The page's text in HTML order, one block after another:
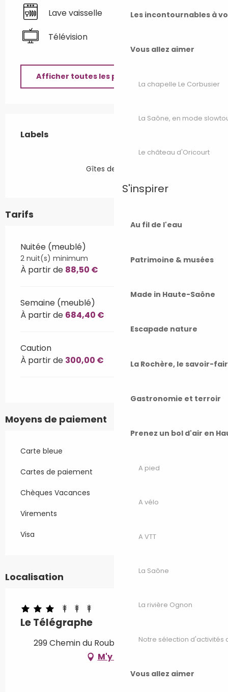
Les incontournables à
Vous allez aimer
La chapelle Le Corbusier
La Saône, en mode
Le château d'Oricourt
S'inspirer
Au fil de l'eau
Patrimoine & musées
Made in Haute-Saône
Escapade nature
La Rochère, le savoir-
Gastronomie et terroir
Prenez un bol d'air en
A pied
A vélo
A VTT
La Saône
La rivière Ognon
Notre sélection d'activités
Vous allez aimer
Lave vaisselle
Télévision
Afficher toutes les prestations
Labels
Labels
Gîtes de France
Tarifs
Nuitée (meublé)
2 nuit(s) minimum
À partir de 88,50 €
Semaine (meublé)
À partir de 684,40 €
Caution
À partir de 300,00 €
Moyens de paiement
Carte bleue
Cartes de paiement
Chèques Vacances
Virements
Visa
Localisation
Le Télégraphe
299 Chemin du Roublot, 70400 Héricourt
M'y rendre